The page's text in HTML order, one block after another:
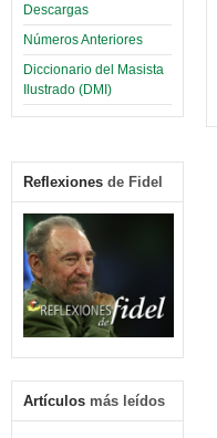
Descargas
Números Anteriores
Diccionario del Masista
Ilustrado (DMI)
Reflexiones de Fidel
Artículos más leídos